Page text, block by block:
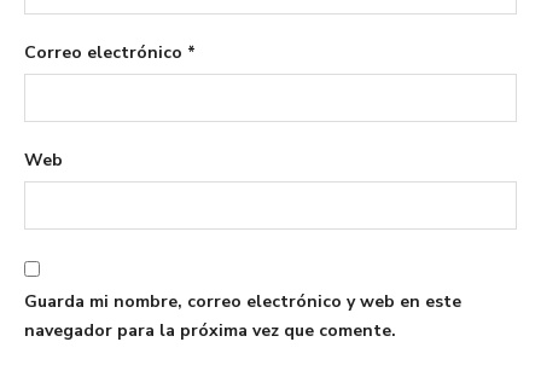
Correo electrónico *
Web
Guarda mi nombre, correo electrónico y web en este
navegador para la próxima vez que comente.